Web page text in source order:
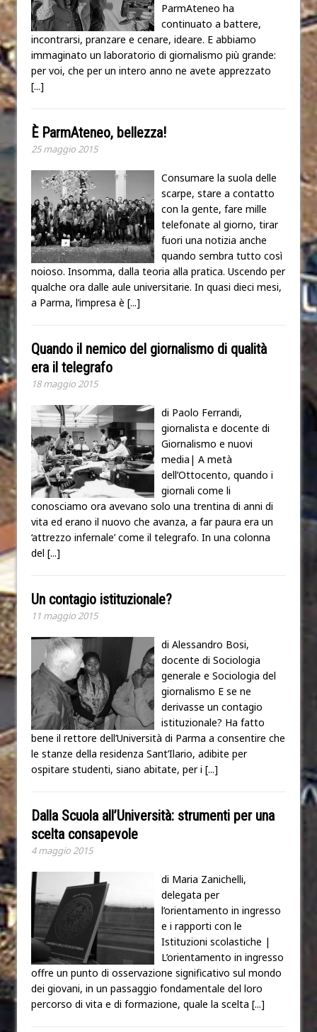
ParmAteneo ha
continuato a battere,
incontrarsi, pranzare e cenare, ideare. E abbiamo
immaginato un laboratorio di giornalismo più grande:
per voi, che per un intero anno ne avete apprezzato
[...]
È ParmAteneo, bellezza!
25 maggio 2015
Consumare la suola delle
scarpe, stare a contatto
con la gente, fare mille
telefonate al giorno, tirar
fuori una notizia anche
quando sembra tutto così
noioso. Insomma, dalla teoria alla pratica. Uscendo per
qualche ora dalle aule universitarie. In quasi dieci mesi,
a Parma, l’impresa è [...]
Quando il nemico del giornalismo di qualità
era il telegrafo
18 maggio 2015
di Paolo Ferrandi,
giornalista e docente di
Giornalismo e nuovi
media| A metà
dell’Ottocento, quando i
giornali come li
conosciamo ora avevano solo una trentina di anni di
vita ed erano il nuovo che avanza, a far paura era un
‘attrezzo infernale’ come il telegrafo. In una colonna
del [...]
Un contagio istituzionale?
11 maggio 2015
di Alessandro Bosi,
docente di Sociologia
generale e Sociologia del
giornalismo E se ne
derivasse un contagio
istituzionale? Ha fatto
bene il rettore dell’Università di Parma a consentire che
le stanze della residenza Sant’Ilario, adibite per
ospitare studenti, siano abitate, per i [...]
Dalla Scuola all’Università: strumenti per una
scelta consapevole
4 maggio 2015
di Maria Zanichelli,
delegata per
l’orientamento in ingresso
e i rapporti con le
Istituzioni scolastiche |
L’orientamento in ingresso
offre un punto di osservazione significativo sul mondo
dei giovani, in un passaggio fondamentale del loro
percorso di vita e di formazione, quale la scelta [...]